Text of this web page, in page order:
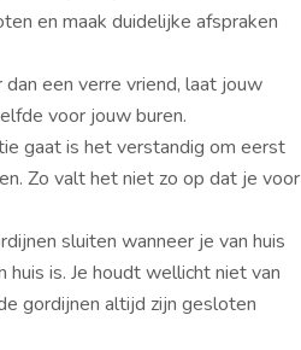
en maak duidelijke afspraken
een verre vriend, laat jouw
voor jouw buren.
gaat is het verstandig om eerst
Zo valt het niet zo op dat je voor
sluiten wanneer je van huis
is. Je houdt wellicht niet van
gordijnen altijd zijn gesloten